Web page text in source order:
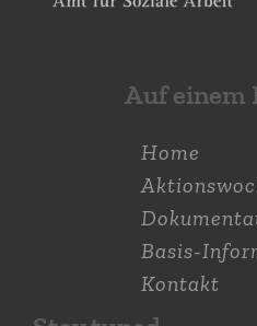
Auf einem
Home
Basis-
Kontakt